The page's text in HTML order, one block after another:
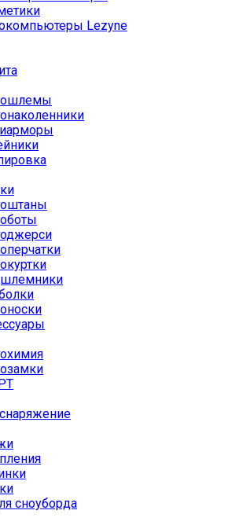
Lezyne
сноуборда